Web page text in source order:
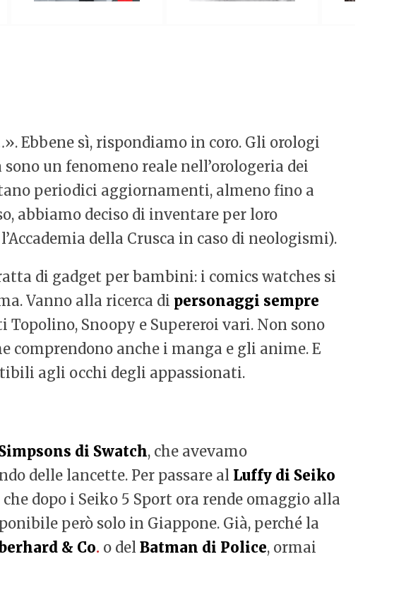
Ebbene sì, rispondiamo in coro. Gli orologi
un fenomeno reale nell’orologeria dei
periodici aggiornamenti, almeno fino a
abbiamo deciso di inventare per loro
della Crusca in caso di neologismi).
di gadget per bambini: i comics watches si
Vanno alla ricerca di personaggi sempre
Snoopy e Supereroi vari. Non sono
comprendono anche i manga e gli anime. E
agli occhi degli appassionati.
di Swatch, che avevamo
delle lancette. Per passare al Luffy di Seiko
dopo i Seiko 5 Sport ora rende omaggio alla
però solo in Giappone. Già, perché la
& Co. o del Batman di Police, ormai